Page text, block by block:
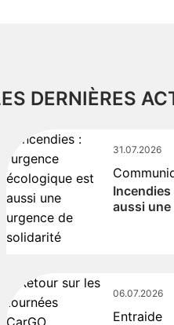
DERNIÈRES
31.07.2026
Incendies
aussi
06.07.2026
Entraide